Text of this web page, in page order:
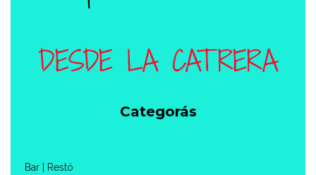
Categorás
Bar | Restó